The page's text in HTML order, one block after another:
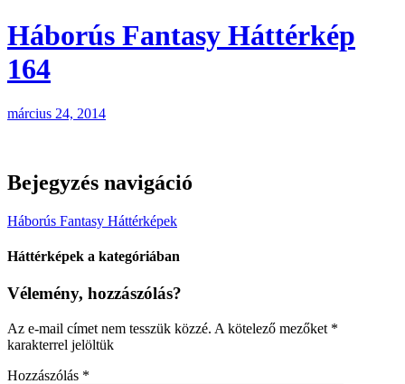
Háborús Fantasy Háttérkép
164
március 24, 2014
Bejegyzés navigáció
Háborús Fantasy Háttérképek
Háttérképek a kategóriában
Vélemény, hozzászólás?
Az e-mail címet nem tesszük közzé. A kötelező mezőket *
karakterrel jelöltük
Hozzászólás *